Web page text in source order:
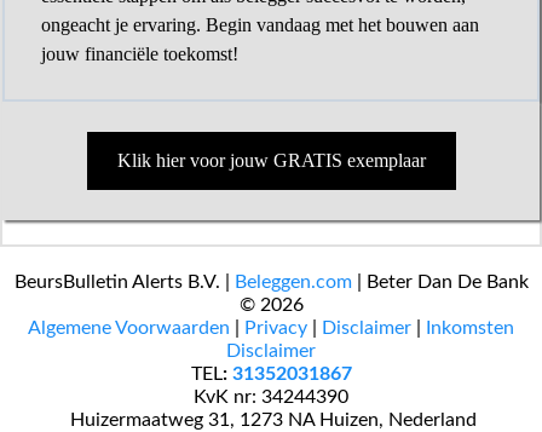
ongeacht je ervaring. Begin vandaag met het bouwen aan
jouw financiële toekomst!
Klik hier voor jouw GRATIS exemplaar
BeursBulletin Alerts B.V. | Beleggen.com| Beter Dan De Bank
© 2026
​Algemene Voorwaarden
Privacy Disclaimer
Inkomsten
Disclaimer
TEL: 31352031867
KvK nr: 34244390
​​​ Huizermaatweg 31, 1273 NA Huizen, Nederland